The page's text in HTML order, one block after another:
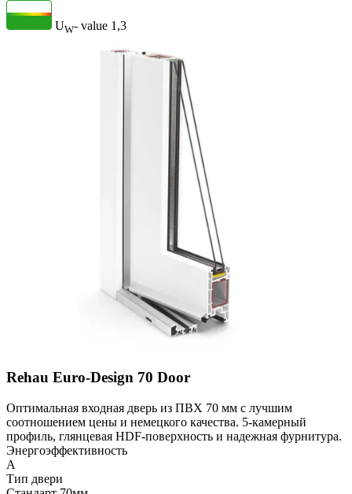
UW- value 1,3
Rehau Euro-Design 70 Door
Оптимальная входная дверь из ПВХ 70 мм с лучшим
соотношением цены и немецкого качества. 5-камерный
профиль, глянцевая HDF-поверхность и надежная фурнитура.
Энергоэффективность
A
Тип двери